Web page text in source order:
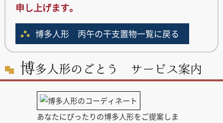
申し上げます。
博多人形 丙午の干支置物一覧に戻る
博多人形のごとう サービス案内
あなたにぴったりの博多人形をご提案しま